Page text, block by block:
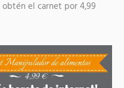
el carnet por 4,99